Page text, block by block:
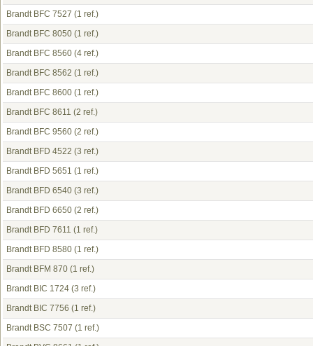
Brandt BFC 7527 (1 ref.)
Brandt BFC 8050 (1 ref.)
Brandt BFC 8560 (4 ref.)
Brandt BFC 8562 (1 ref.)
Brandt BFC 8600 (1 ref.)
Brandt BFC 8611 (2 ref.)
Brandt BFC 9560 (2 ref.)
Brandt BFD 4522 (3 ref.)
Brandt BFD 5651 (1 ref.)
Brandt BFD 6540 (3 ref.)
Brandt BFD 6650 (2 ref.)
Brandt BFD 7611 (1 ref.)
Brandt BFD 8580 (1 ref.)
Brandt BFM 870 (1 ref.)
Brandt BIC 1724 (3 ref.)
Brandt BIC 7756 (1 ref.)
Brandt BSC 7507 (1 ref.)